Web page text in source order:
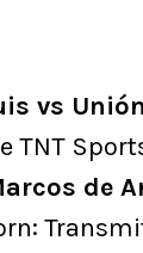
vs
TNT
de